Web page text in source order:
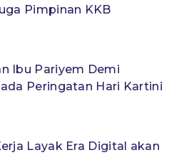
Pimpinan KKB
Ibu Pariyem Demi
Peringatan Hari Kartini
Layak Era Digital akan